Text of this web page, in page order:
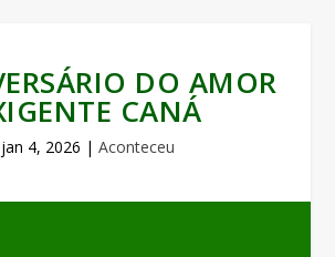
DO AMOR
CANÁ
jan 4, 2026 | Aconteceu